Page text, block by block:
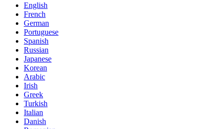
English
French
German
Portuguese
Spanish
Russian
Japanese
Korean
Arabic
Irish
Greek
Turkish
Italian
Danish